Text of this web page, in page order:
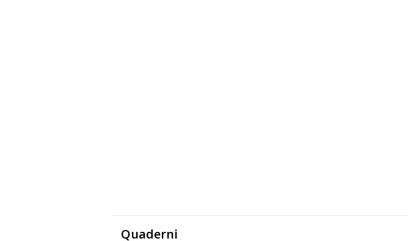
Quaderni